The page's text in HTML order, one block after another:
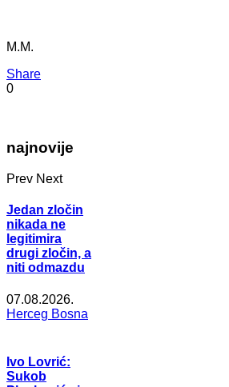
M.M.
Share
0
najnovije
Prev Next
Jedan zločin
nikada ne
legitimira
drugi zločin, a
niti odmazdu
07.08.2026.
Herceg Bosna
Ivo Lovrić:
Sukob